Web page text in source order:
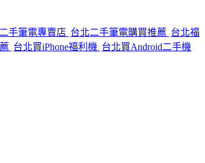
手筆電專賣店 台北二手筆電購買推薦 台北福
台北買iPhone福利機 台北買Android二手機